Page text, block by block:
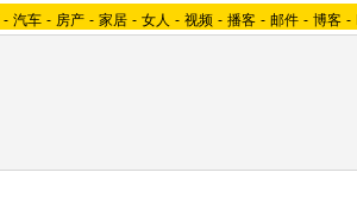
- 汽车 - 房产 - 家居 - 女人 - 视频 - 播客 - 邮件 - 博客 -